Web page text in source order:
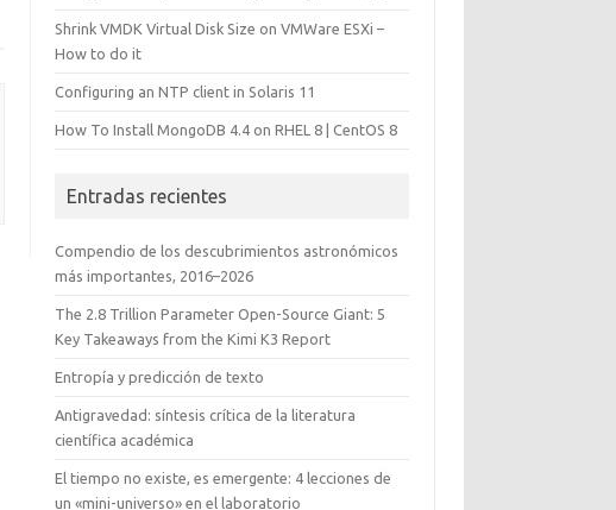
Shrink VMDK Virtual Disk Size on VMWare ESXi –
How to do it
Configuring an NTP client in Solaris 11
How To Install MongoDB 4.4 on RHEL 8 | CentOS 8
Entradas recientes
Compendio de los descubrimientos astronómicos
más importantes, 2016–2026
The 2.8 Trillion Parameter Open-Source Giant: 5
Key Takeaways from the Kimi K3 Report
Entropía y predicción de texto
Antigravedad: síntesis crítica de la literatura
científica académica
El tiempo no existe, es emergente: 4 lecciones de
un «mini-universo» en el laboratorio